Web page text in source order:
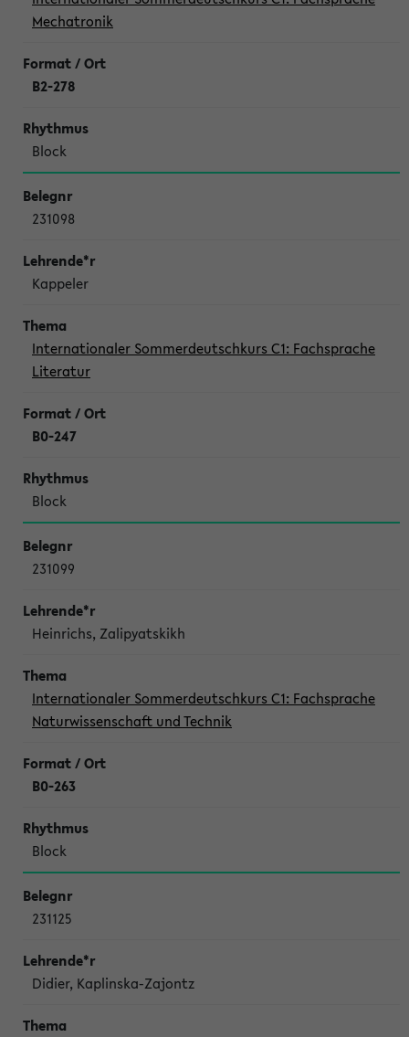
Mechatronik
B2-278
Block
231098
Kappeler
Internationaler Sommerdeutschkurs C1: Fachsprache
Literatur
B0-247
Block
231099
Heinrichs, Zalipyatskikh
Internationaler Sommerdeutschkurs C1: Fachsprache
Naturwissenschaft und Technik
B0-263
Block
231125
Didier, Kaplinska-Zajontz